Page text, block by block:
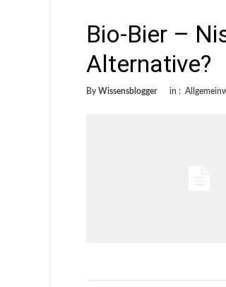
Bio-Bier –
Alternative?
By Wissensblogger in :